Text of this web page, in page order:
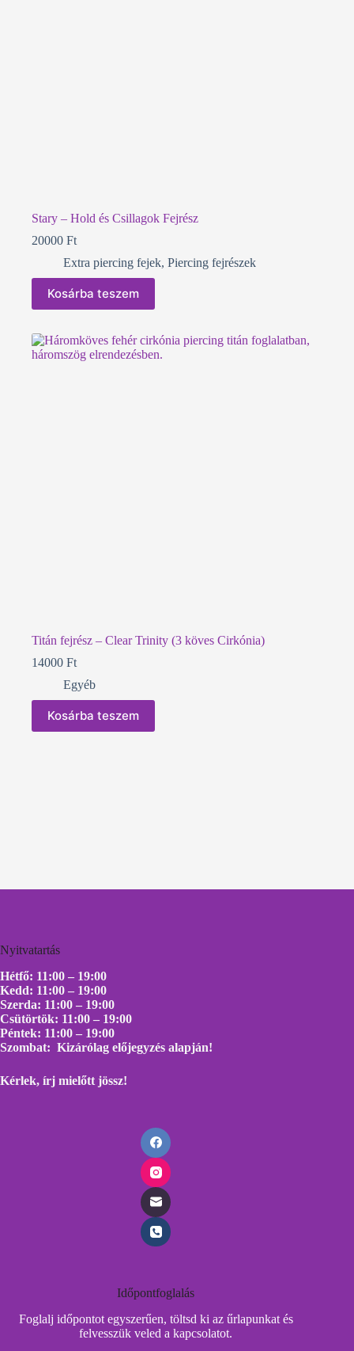
Stary – Hold és Csillagok Fejrész
20000 Ft
Extra piercing fejek, Piercing fejrészek
Kosárba teszem
Titán fejrész – Clear Trinity (3 köves Cirkónia)
14000 Ft
Egyéb
Kosárba teszem
Nyitvatartás
Hétfő: 11:00 – 19:00
Kedd: 11:00 – 19:00
Szerda: 11:00 – 19:00
Csütörtök: 11:00 – 19:00
Péntek: 11:00 – 19:00
Szombat: Kizárólag előjegyzés alapján!
Kérlek, írj mielőtt jössz!
Időpontfoglalás
Foglalj időpontot egyszerűen, töltsd ki az űrlapunkat és
felvesszük veled a kapcsolatot.